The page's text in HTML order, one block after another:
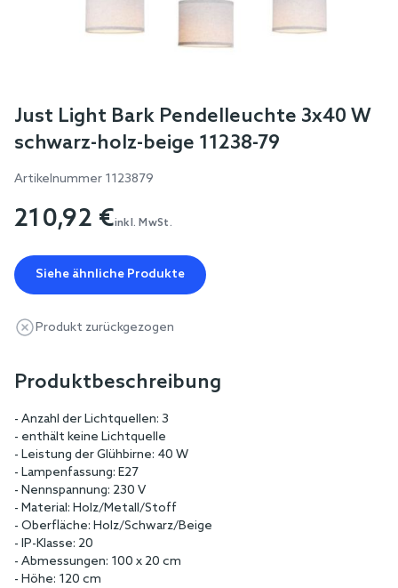
Skip
beginning
the
gallery
Just Light Bark Pendelleuchte 3x40 W
schwarz-holz-beige 11238-79
Artikelnummer 1123879
210,92 €inkl. MwSt.
Siehe ähnliche Produkte
Produkt zurückgezogen
Produktbeschreibung
- Anzahl der Lichtquellen: 3
- enthält keine Lichtquelle
- Leistung der Glühbirne: 40 W
- Lampenfassung: E27
- Nennspannung: 230 V
- Material: Holz/Metall/Stoff
- Oberfläche: Holz/Schwarz/Beige
- IP-Klasse: 20
- Abmessungen: 100 x 20 cm
- Höhe: 120 cm